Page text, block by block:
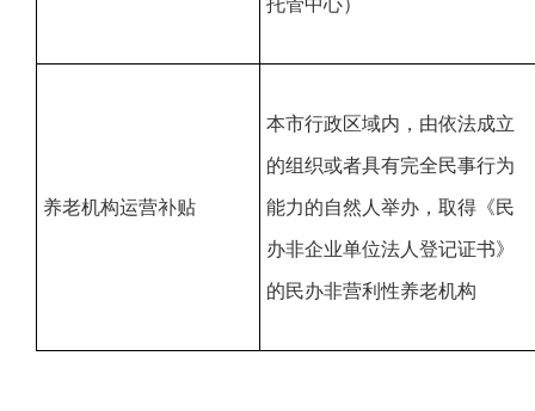
托管中心）
养老机构运营补贴
本市行政区域内，由依法成立
的组织或者具有完全民事行为
能力的自然人举办，取得《民
办非企业单位法人登记证书》
的民办非营利性养老机构